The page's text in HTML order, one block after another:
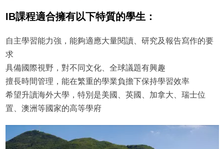
IB課程適合擁有以下特質的學生：
自主學習能力強，能夠適應大量閱讀、研究及報告寫作的要
求
具備國際視野，對不同文化、全球議題有興趣
擅長時間管理，能在繁重的學業負擔下保持學習效率
希望升讀海外大學，特別是美國、英國、加拿大、瑞士位
置、澳洲等國家的高等學府